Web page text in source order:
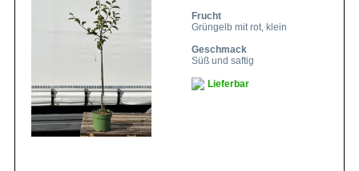
Frucht
Grüngelb mit rot, klein
Geschmack
Süß und saftig
Lieferbar